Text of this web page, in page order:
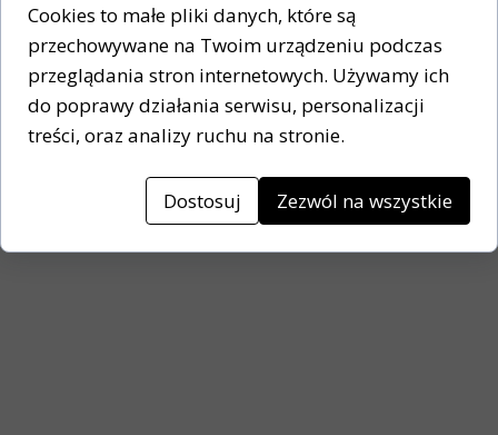
➡️ Kolor:Czarny
Cookies to małe pliki danych, które są
przechowywane na Twoim urządzeniu podczas
przeglądania stron internetowych. Używamy ich
do poprawy działania serwisu, personalizacji
treści, oraz analizy ruchu na stronie.
Dostosuj Zezwól na wszystkie